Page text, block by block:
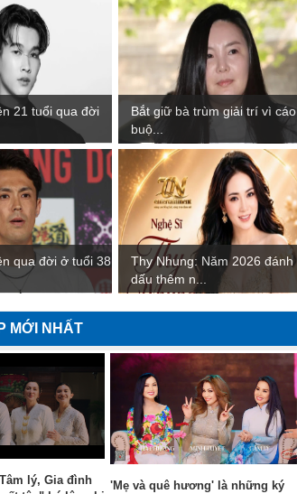
21 tuổi qua đời
Bắt giữ bà trùm giải trí vì cáo
buộ...
qua đời ở tuổi 38
Thy Nhung: Năm 2026 đánh
dấu thêm n...
MỚI NHẤT
lý, Gia đình
'Mẹ và quê hương' là những ký